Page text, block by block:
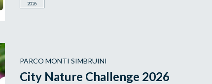
2026
PARCO MONTI SIMBRUINI
City Nature Challenge 2026